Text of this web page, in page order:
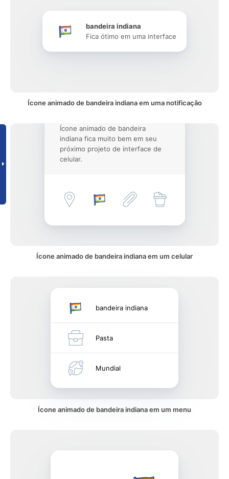
bandeira indiana
Fica ótimo em uma interface
Ícone animado de bandeira indiana em uma notificação
Ícone animado de bandeira
indiana fica muito bem em seu
próximo projeto de interface de
celular.
Ícone animado de bandeira indiana em um celular
bandeira indiana
Pasta
Mundial
Ícone animado de bandeira indiana em um menu